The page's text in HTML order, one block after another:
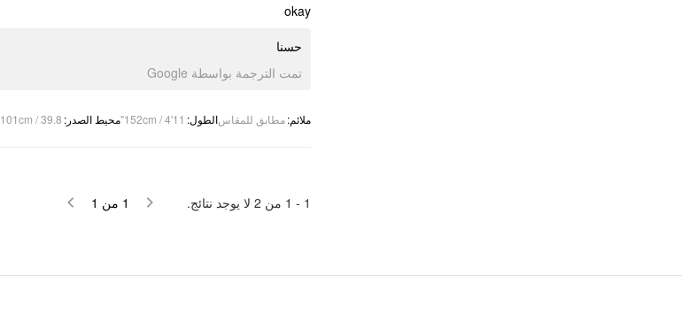
okay
حسنا
تمت الترجمة بواسطة Google
ملائم:مطابق للمقاسالطول:
152cm / 4'11" محيط الصدر:
101cm / 39.8"
1 -
1 من 2 لا يوجد نتائج. 1 من 1